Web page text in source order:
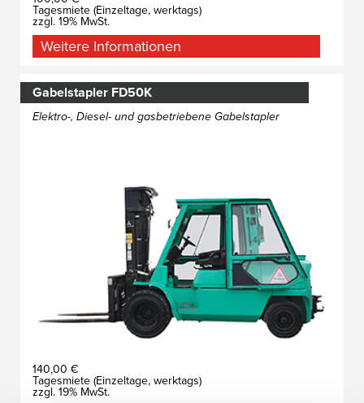
Tagesmiete (Einzeltage, werktags)
zzgl. 19% MwSt.
Weitere Informationen
Gabelstapler FD50K
Elektro-, Diesel- und gasbetriebene Gabelstapler
140,00 €
Tagesmiete (Einzeltage, werktags)
zzgl. 19% MwSt.